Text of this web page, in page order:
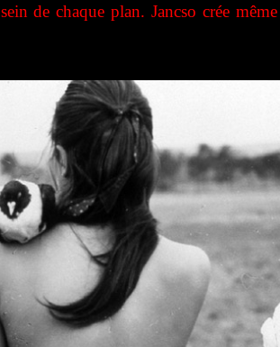
de chaque plan. Jancso crée